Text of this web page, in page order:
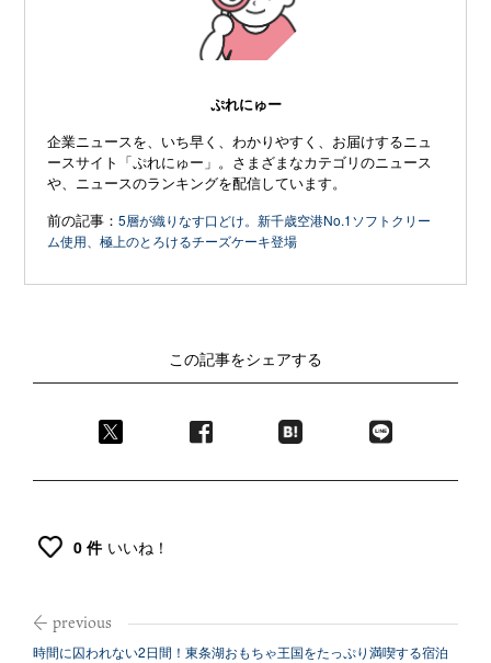
ぷれにゅー
企業ニュースを、いち早く、わかりやすく、お届けするニュ
ースサイト「ぷれにゅー」。さまざまなカテゴリのニュース
や、ニュースのランキングを配信しています。
前の記事：5層が織りなす口どけ。新千歳空港No.1ソフトクリー
ム使用、極上のとろけるチーズケーキ登場
この記事をシェアする
0 件 いいね！
時間に囚われない2日間！東条湖おもちゃ王国をたっぷり満喫する宿泊